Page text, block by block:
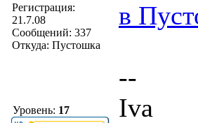
Регистрация:
21.7.08
Сообщений: 337
Откуда: Пустошка
Уровень: 17
в
--
Iva